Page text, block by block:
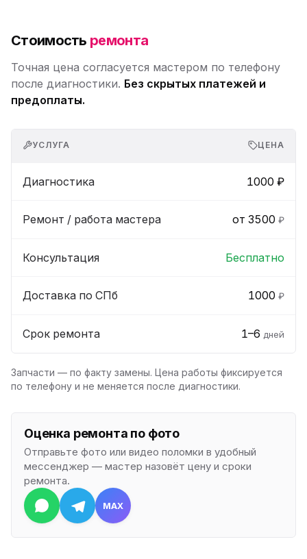
Стоимость ремонта
Точная цена согласуется мастером по телефону
после диагностики. Без скрытых платежей и
предоплаты.
УСЛУГА ЦЕНА
Диагностика 1000 ₽
Ремонт / работа мастера от 3500 ₽
Консультация Бесплатно
Доставка по СПб 1000 ₽
Срок ремонта 1–6 дней
Запчасти — по факту замены. Цена работы фиксируется
по телефону и не меняется после диагностики.
Оценка ремонта по фото
Отправьте фото или видео поломки в удобный
мессенджер — мастер назовёт цену и сроки
ремонта.
MAX